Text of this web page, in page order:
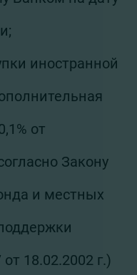
иностранной
от
Закону
и местных
18.02.2002 г.)